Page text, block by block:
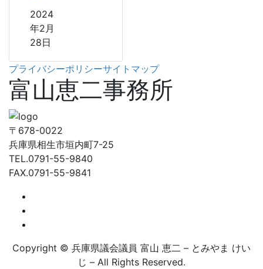
2024
年2月
28日
プライバシーポリシーサイトマップ
富山恵二事務所
〒678-0022
兵庫県相生市垣内町7-25
TEL.0791-55-9840
FAX.0791-55-9841
Copyright © 兵庫県議会議員 富山 恵二 – とみやま けい
じ – All Rights Reserved.